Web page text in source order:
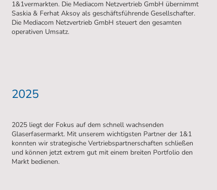
1&1vermarkten. Die Mediacom Netzvertrieb GmbH übernimmt
Saskia & Ferhat Aksoy als geschäftsführende Gesellschafter.
Die Mediacom Netzvertrieb GmbH steuert den gesamten
operativen Umsatz.
2025
2025 liegt der Fokus auf dem schnell wachsenden
Glaserfasermarkt. Mit unserem wichtigsten Partner der 1&1
konnten wir strategische Vertriebspartnerschaften schließen
und können jetzt extrem gut mit einem breiten Portfolio den
Markt bedienen.